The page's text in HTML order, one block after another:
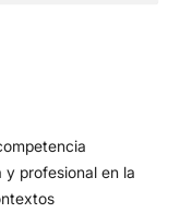
profesional en la